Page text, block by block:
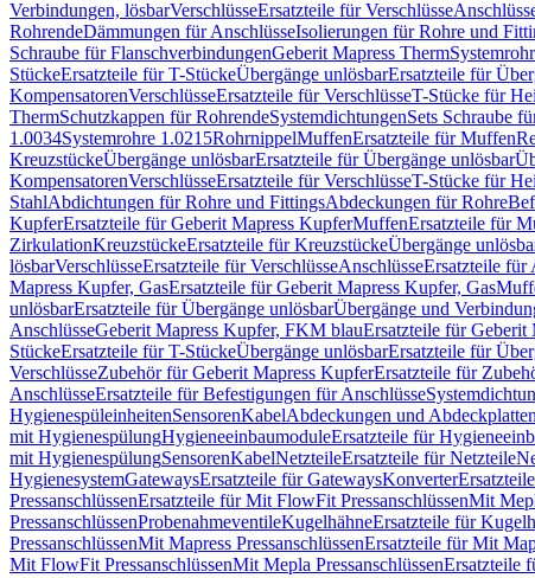
Verbindungen, lösbarVerschlüsseErsatzteile für Verschlüsse
RohrendeDämmungen für AnschlüsseIsolierungen für Rohre und
Schraube für FlanschverbindungenGeberit Mapress Therm
StückeErsatzteile für T-StückeÜbergänge unlösbarErsatzteile für
KompensatorenVerschlüsseErsatzteile für VerschlüsseT-Stücke für
ThermSchutzkappen für RohrendeSystemdichtungenSets Schraube
1.0034Systemrohre 1.0215RohrnippelMuffenErsatzteile für Muffen
KreuzstückeÜbergänge unlösbarErsatzteile für Übergänge unlösbar
KompensatorenVerschlüsseErsatzteile für VerschlüsseT-Stücke für
StahlAbdichtungen für Rohre und FittingsAbdeckungen für Rohre
KupferErsatzteile für Geberit Mapress KupferMuffenErsatzteile für
ZirkulationKreuzstückeErsatzteile für KreuzstückeÜbergänge
lösbarVerschlüsseErsatzteile für VerschlüsseAnschlüsseErsatzteile für
Mapress Kupfer, GasErsatzteile für Geberit Mapress Kupfer, Gas
unlösbarErsatzteile für Übergänge unlösbarÜbergänge und
AnschlüsseGeberit Mapress Kupfer, FKM blauErsatzteile für
StückeErsatzteile für T-StückeÜbergänge unlösbarErsatzteile für
VerschlüsseZubehör für Geberit Mapress KupferErsatzteile für
AnschlüsseErsatzteile für Befestigungen für Anschlüsse
HygienespüleinheitenSensorenKabelAbdeckungen und Abdeckplatten
mit HygienespülungHygieneeinbaumoduleErsatzteile für
mit HygienespülungSensorenKabelNetzteileErsatzteile für Netzteile
HygienesystemGatewaysErsatzteile für GatewaysKonverter
PressanschlüssenErsatzteile für Mit FlowFit PressanschlüssenMit
PressanschlüssenProbenahmeventileKugelhähneErsatzteile für
PressanschlüssenMit Mapress PressanschlüssenErsatzteile für Mit
Mit FlowFit PressanschlüssenMit Mepla PressanschlüssenErsatzteile